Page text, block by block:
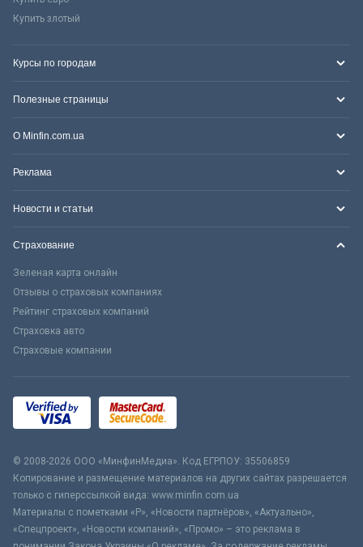
Купить злотый
Курсы по городам
Полезные страницы
О Minfin.com.ua
Реклама
Новости и статьи
Страхование
Зеленая карта онлайн
Отзывы о страховых компаниях
Рейтинг страховых компаний
Страховка авто
Страховые компании
© 2008-2026 ООО «МинфинМедиа». Код ЕГРПОУ: 35506859
Копирование и размещение материалов на других сайтах разрешается
только с гиперссылкой вида: www.minfin.com.ua
Материалы с пометками «Р», «Новости партнёров», «Актуально»,
«Спецпроект», «Новости компаний», «Промо» – это реклама в